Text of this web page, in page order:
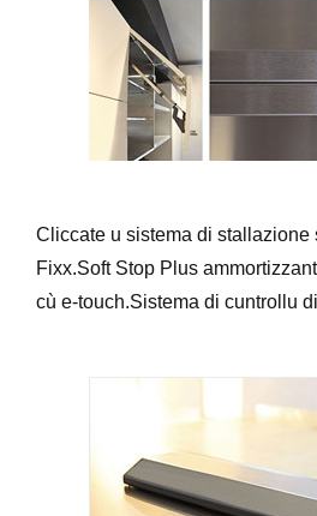
Cliccate u sistema di stallazione
Fixx.Soft Stop Plus
cù e-touch.Sistema di cuntrollu